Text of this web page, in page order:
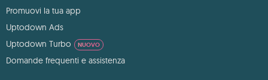
Promuovi la tua app
Uptodown Ads
Uptodown Turbo
NUOVO
Domande frequenti e assistenza